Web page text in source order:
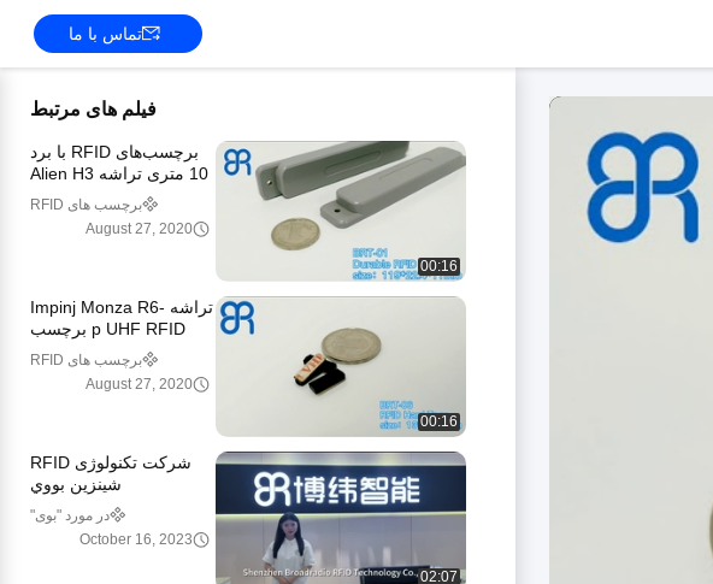
تماس با ما
فیلم های مرتبط
00:16
برچسب‌های RFID با برد
10 متری تراشه Alien H3
PC
برچسب های RFID
August 27, 2020
00:16
تراشه Impinj Monza R6-
p UHF RFID برچسب
سخت، -6dBm محدوده
مرجع حساسیت 2 متر
برچسب های RFID
August 27, 2020
02:07
شركت تکنولوژى RFID
شينزين بووي
در مورد "بوی"
October 16, 2023